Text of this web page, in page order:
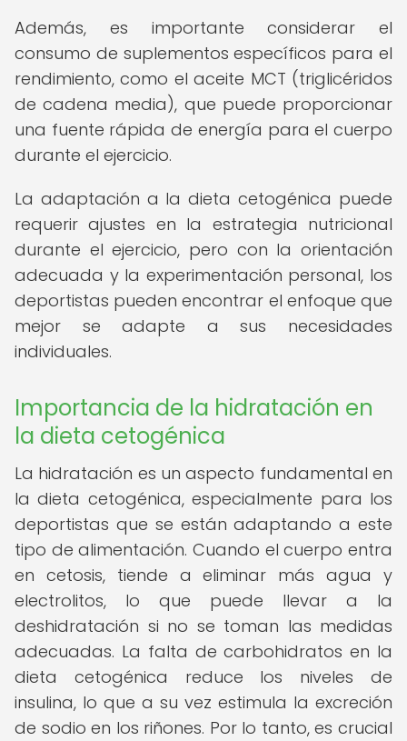
Además, es importante considerar el
consumo de suplementos específicos para el
rendimiento, como el aceite MCT (triglicéridos
de cadena media), que puede proporcionar
una fuente rápida de energía para el cuerpo
durante el ejercicio.
La adaptación a la dieta cetogénica puede
requerir ajustes en la estrategia nutricional
durante el ejercicio, pero con la orientación
adecuada y la experimentación personal, los
deportistas pueden encontrar el enfoque que
mejor se adapte a sus necesidades
individuales.
Importancia de la hidratación en
la dieta cetogénica
La hidratación es un aspecto fundamental en
la dieta cetogénica, especialmente para los
deportistas que se están adaptando a este
tipo de alimentación. Cuando el cuerpo entra
en cetosis, tiende a eliminar más agua y
electrolitos, lo que puede llevar a la
deshidratación si no se toman las medidas
adecuadas. La falta de carbohidratos en la
dieta cetogénica reduce los niveles de
insulina, lo que a su vez estimula la excreción
de sodio en los riñones. Por lo tanto, es crucial